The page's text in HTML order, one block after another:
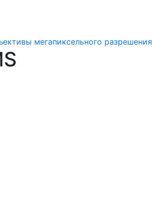
мегапиксельного разрешения